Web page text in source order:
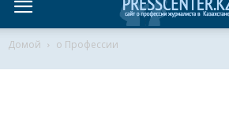
Домой о Профессии